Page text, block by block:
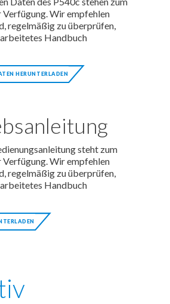
Verfügung. Wir empfehlen
regelmäßig zu überprüfen,
Handbuch
HERUNTERLADEN
steht zum
Verfügung. Wir empfehlen
regelmäßig zu überprüfen,
Handbuch